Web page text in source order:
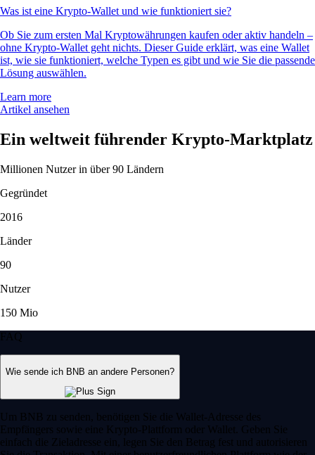
Was ist eine Krypto-Wallet und wie funktioniert sie?
Ob Sie zum ersten Mal Kryptowährungen kaufen oder aktiv handeln –
ohne Krypto-Wallet geht nichts. Dieser Guide erklärt, was eine Wallet
ist, wie sie funktioniert, welche Typen es gibt und wie Sie die passende
Lösung auswählen.
Learn more
Artikel ansehen
Ein weltweit führender Krypto-Marktplatz
Millionen Nutzer in über 90 Ländern
Gegründet
2016
Länder
90
Nutzer
150 Mio
FAQ
Wie sende ich BNB an andere Personen?
Um BNB zu senden, benötigen Sie die Wallet-Adresse des
Empfängers sowie eine Krypto-Plattform oder Wallet. Geben Sie
einfach die Zieladresse ein, legen Sie den Betrag fest und autorisieren